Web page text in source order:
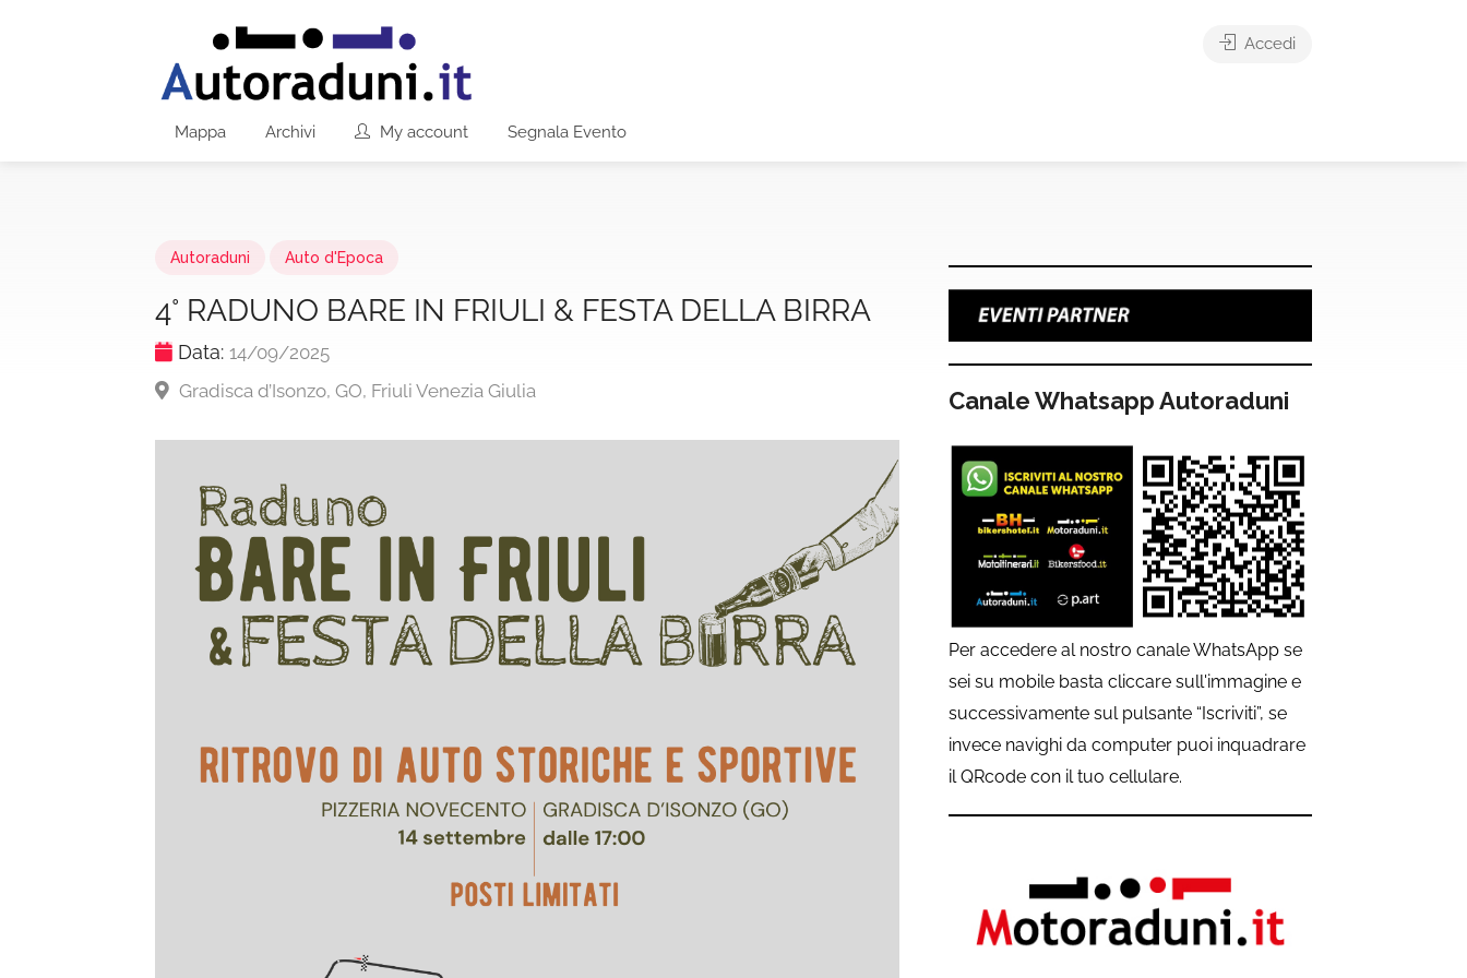
Mappa Archivi My account Segnala Evento
Accedi
Autoraduni Auto d'Epoca
4° RADUNO BARE IN FRIULI & FESTA DELLA BIRRA
Data: 14/09/2025
Gradisca d’Isonzo, GO, Friuli Venezia Giulia
Canale Whatsapp Autoraduni
Per accedere al nostro canale WhatsApp se
sei su mobile basta cliccare sull'immagine e
successivamente sul pulsante “Iscriviti”, se
invece navighi da computer puoi inquadrare
il QRcode con il tuo cellulare.